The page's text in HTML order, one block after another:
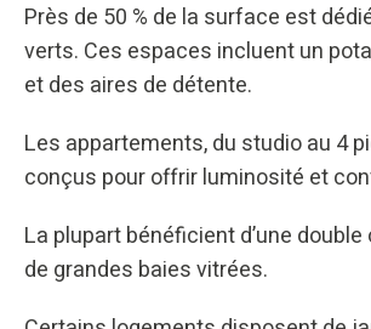
Près de 50 % de la surface est
verts. Ces espaces incluent un
et des aires de détente.
Les appartements, du studio au 4
conçus pour offrir luminosité et
La plupart bénéficient d’une
de grandes baies vitrées.